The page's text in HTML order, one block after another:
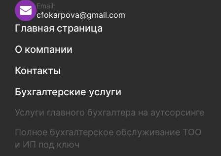
Email:
cfokarpova@gmail.com
Главная страница
О компании
Контакты
Бухгалтерские услуги
Услуги главного бухгалтера на аутсорсинге
Полное бухгалтерское обслуживание ТОО
и ИП под ключ